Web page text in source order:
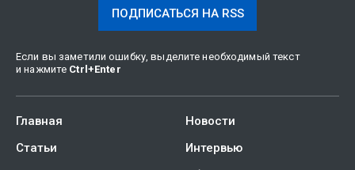
ПОДПИСАТЬСЯ НА RSS
Если вы заметили ошибку, выделите необходимый текст
и нажмите Ctrl +Enter
Главная
Новости
Статьи
Интервью